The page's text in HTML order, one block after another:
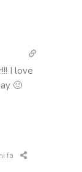
I love
🙂
fa